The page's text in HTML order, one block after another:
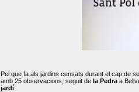
Pel que fa als jardins censats durant el cap de
amb 25 observacions, seguit de la Pedra a
jardí